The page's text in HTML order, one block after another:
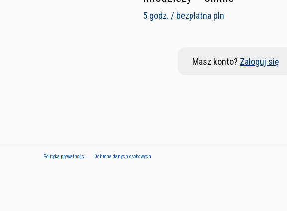
5 godz. / bezpłatna pln
Masz konto? Zaloguj się
Polityka prywatności Ochrona danych osobowych